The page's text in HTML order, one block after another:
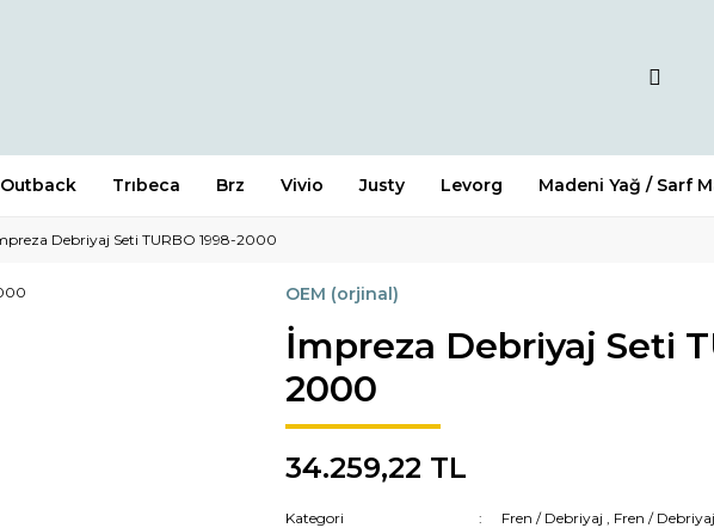
Outback Trıbeca Brz Vivio Justy Levorg Madeni Yağ / Sarf
Debriyaj Seti TURBO 1998-2000
OEM (orjinal)
İmpreza Debriyaj Seti
2000
34.259,22 TL
Kategori Fren / Debriyaj
Fren / Debriyaj